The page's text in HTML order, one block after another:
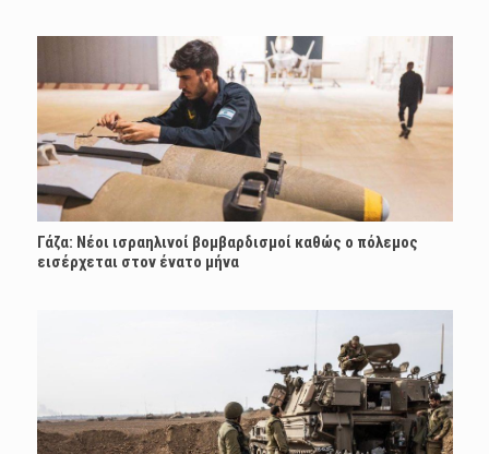
Γάζα: Νέοι ισραηλινοί βομβαρδισμοί καθώς ο πόλεμος
εισέρχεται στον ένατο μήνα